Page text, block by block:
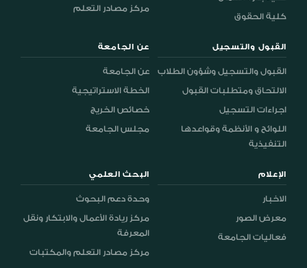
كلية الحقوق
مركز مصادر التعلم
القبول والتسجيل
القبول والتسجيل وشؤون الطلاب
الالتحاق ومتطلبات القبول
اجراءات التسجيل
اللوائح و الأنظمة وقواعدها
التنفيذية
عن الجامعة
عن الجامعة
الخطة الاستراتيجية
خصائص الخريج
مجلس الجامعة
الإعلام
الاخبار
معرض الصور
فعاليات الجامعة
البحث العلمي
وحدة دعم البحوث
مركز ريادة الأعمال والابتكار ونقل
المعرفة
مركز مصادر التعلم والمكتبات